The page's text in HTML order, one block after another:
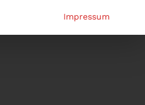
Impressum